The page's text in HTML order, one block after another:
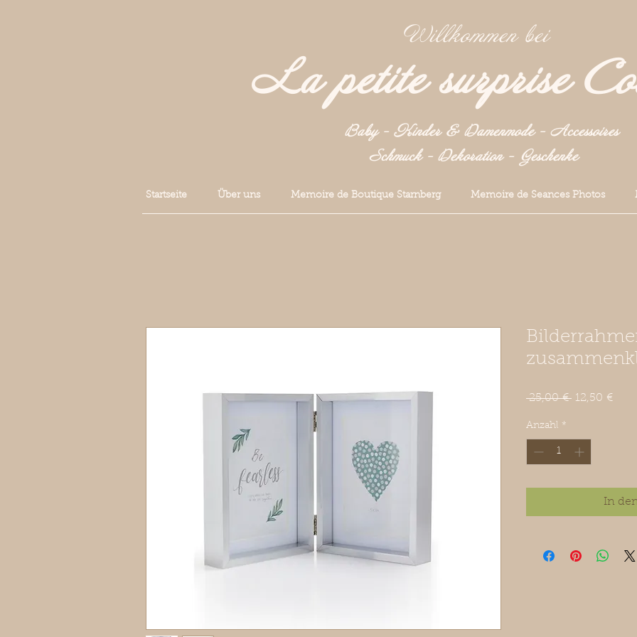
Willkommen bei
La petite surprise
Baby - Kinder & Damenmode - Accessoires
Schmuck - Dekoration - Geschenke
Startseite Über uns Memoire de Boutique Starnberg Memoire de Seances Photos
25,00 € 12,50 €Sale-
Anzahl *
In